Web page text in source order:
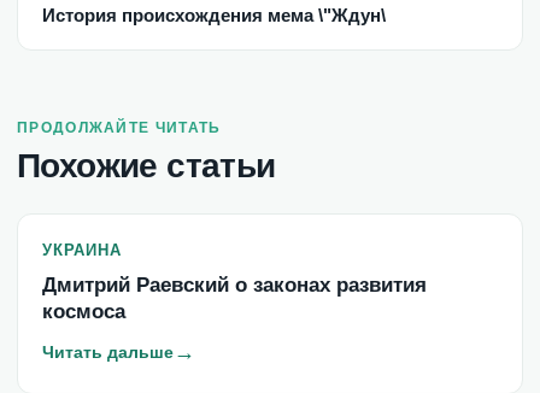
История происхождения мема \"Ждун\
ПРОДОЛЖАЙТЕ ЧИТАТЬ
Похожие статьи
УКРАИНА
Дмитрий Раевский о законах развития
космоса
Читать дальше→